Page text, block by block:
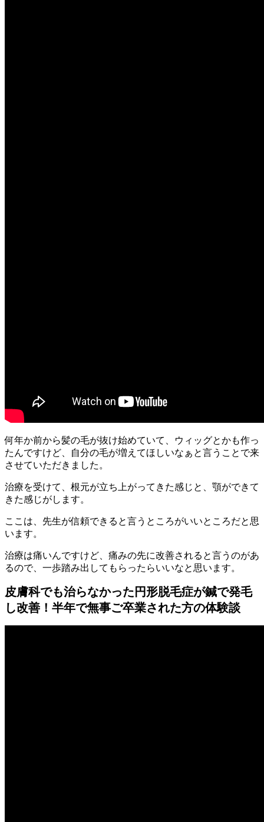
何年か前から髪の毛が抜け始めていて、ウィッグとかも作っ
たんですけど、自分の毛が増えてほしいなぁと言うことで来
させていただきました。
治療を受けて、根元が立ち上がってきた感じと、顎ができて
きた感じがします。
ここは、先生が信頼できると言うところがいいところだと思
います。
治療は痛いんですけど、痛みの先に改善されると言うのがあ
るので、一歩踏み出してもらったらいいなと思います。
皮膚科でも治らなかった円形脱毛症が鍼で発毛
し改善！半年で無事ご卒業された方の体験談